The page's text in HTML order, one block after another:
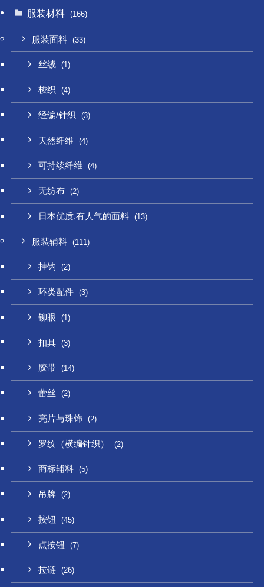
服装材料 (166)
服装面料 (33)
丝绒 (1)
梭织 (4)
经编/针织 (3)
天然纤维 (4)
可持续纤维 (4)
无纺布 (2)
日本优质,有人气的面料 (13)
服装辅料 (111)
挂钩 (2)
环类配件 (3)
铆眼 (1)
扣具 (3)
胶带 (14)
蕾丝 (2)
亮片与珠饰 (2)
罗纹（横编针织） (2)
商标辅料 (5)
吊牌 (2)
按钮 (45)
点按钮 (7)
拉链 (26)